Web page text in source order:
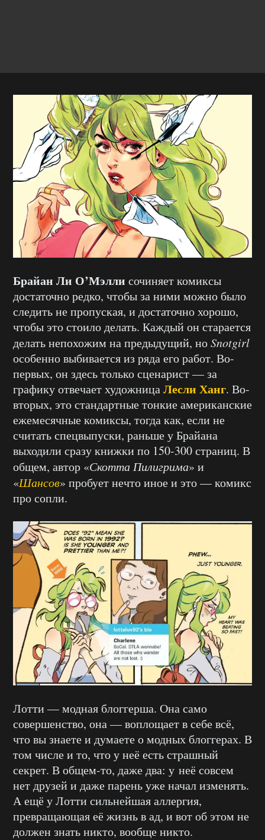
Брайан Ли О’Мэлли сочиняет комиксы
достаточно редко, чтобы за ними можно было
следить не пропуская, и достаточно хорошо,
чтобы это стоило делать. Каждый он старается
делать непохожим на предыдущий, ноSnotgirl
особенно выбивается из ряда его работ. Во-
первых, он здесь только сценарист — за
графику отвечает художницаЛесли Ханг. Во-
вторых, это стандартные тонкие американские
ежемесячные комиксы, тогда как, если не
считать спецвыпуски, раньше у Брайана
выходили сразу книжки по 150-300 страниц. В
общем, автор «Скотта Пилигрима» и
«Шансов» пробует нечто иное и это — комикс
про сопли.
Лотти — модная блоггерша. Она само
совершенство, она — воплощает в себе всё,
что вы знаете и думаете о модных блоггерах. В
том числе и то, что у неё есть страшный
секрет. В общем-то, даже два: у неё совсем
нет друзей и даже парень уже начал изменять.
А ещё у Лотти сильнейшая аллергия,
превращающая её жизнь в ад, и вот об этом не
должен знать никто, вообще никто.